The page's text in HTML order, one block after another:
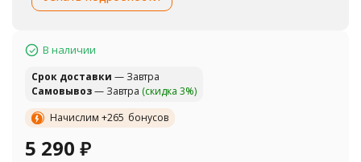
В наличии
Cрок доставки — Завтра
Самовывоз— Завтра (скидка 3%)
Начислим +265 бонусов
5 290 ₽